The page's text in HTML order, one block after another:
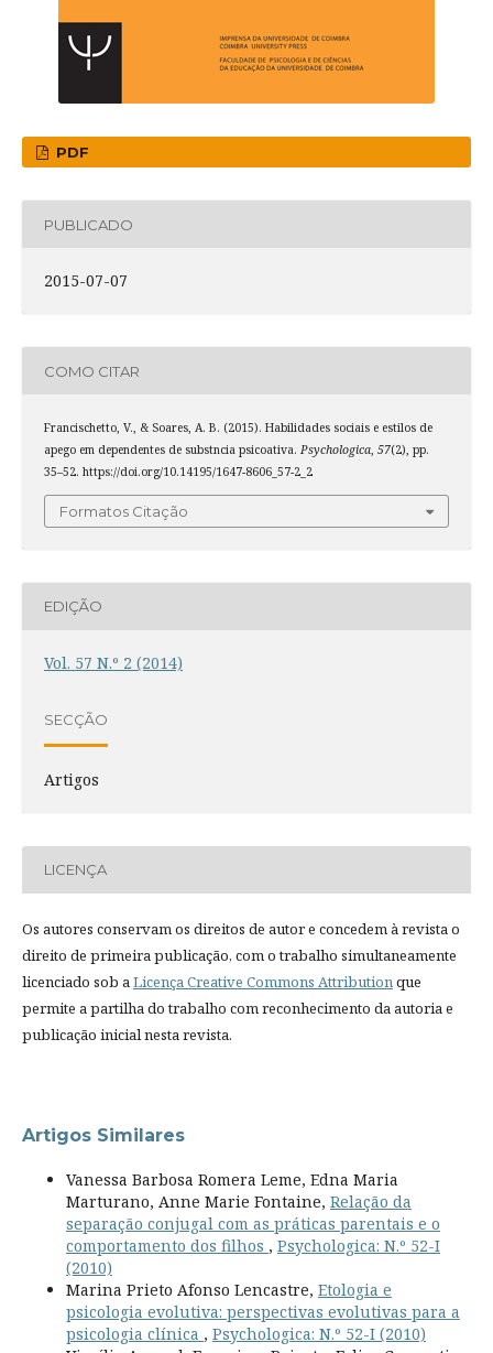
PDF
PUBLICADO
2015-07-07
COMO CITAR
Francischetto, V., & Soares, A. B. (2015). Habilidades sociais e estilos de
apego em dependentes de substncia psicoativa. Psychologica, 57(2), pp.
35–52. https://doi.org/10.14195/1647-8606_57-2_2
Formatos Citação
EDIÇÃO
Vol. 57 N.º 2 (2014)
SECÇÃO
Artigos
LICENÇA
Os autores conservam os direitos de autor e concedem à revista o
direito de primeira publicação, com o trabalho simultaneamente
licenciado sob aLicença Creative Commons Attributionque
permite a partilha do trabalho com reconhecimento da autoria e
publicação inicial nesta revista.
Artigos Similares
Vanessa Barbosa Romera Leme, Edna Maria
Marturano, Anne Marie Fontaine, Relação da
separação conjugal com as práticas parentais e o
comportamento dos filhos , Psychologica: N.º 52-I
(2010)
Marina Prieto Afonso Lencastre, Etologia e
psicologia evolutiva: perspectivas evolutivas para a
psicologia clínica , Psychologica: N.º 52-I (2010)